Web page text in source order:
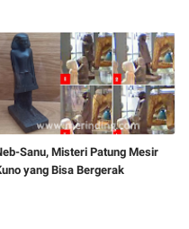
Sanu, Misteri Patung Mesir
yang Bisa Bergerak